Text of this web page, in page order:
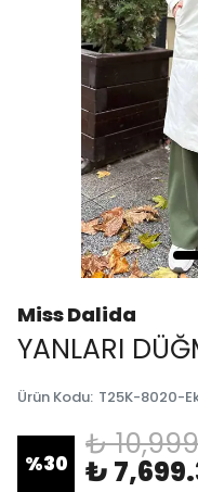
Miss Dalida
YANLARI
Ürün Kodu: T25K-8020-
%30
₺
₺